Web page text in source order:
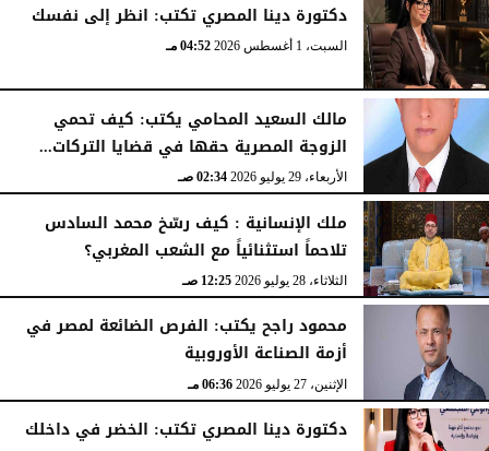
دكتورة دينا المصري تكتب: انظر إلى نفسك
السبت، 1 أغسطس 2026 04:52 مـ
مالك السعيد المحامي يكتب: كيف تحمي
الزوجة المصرية حقها في قضايا التركات...
الأربعاء، 29 يوليو 2026 02:34 صـ
ملك الإنسانية : كيف رسّخ محمد السادس
تلاحماً استثنائياً مع الشعب المغربي؟
الثلاثاء، 28 يوليو 2026 12:25 صـ
محمود راجح يكتب: الفرص الضائعة لمصر في
أزمة الصناعة الأوروبية
الإثنين، 27 يوليو 2026 06:36 مـ
دكتورة دينا المصري تكتب: الخضر في داخلك